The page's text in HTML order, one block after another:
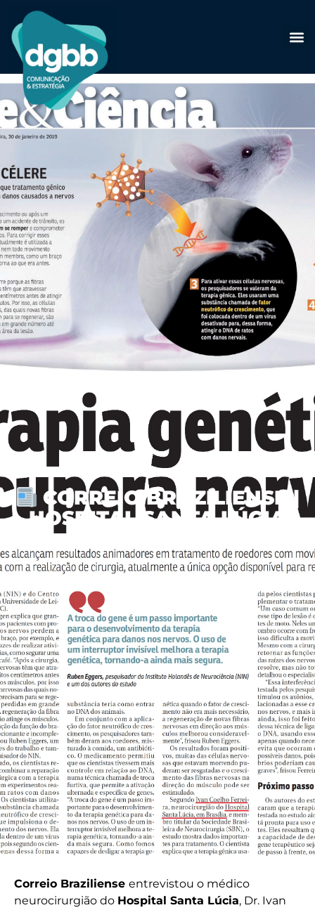
CORREIO BRAZILIENSE |
HOSPITAL SANTA LÚCIA
Correio Braziliense entrevistou o médico
neurocirurgião do Hospital Santa Lúcia, Dr. Ivan